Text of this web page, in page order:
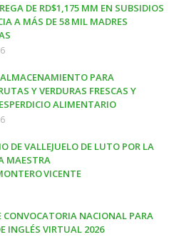
DE RD$1,175 MM EN SUBSIDIOS
A MÁS DE 58 MIL MADRES
PARA
Y VERDURAS FRESCAS Y
ALIMENTARIO
DE VALLEJUELO DE LUTO POR LA
MAESTRA
VICENTE
CONVOCATORIA NACIONAL PARA
INGLÉS VIRTUAL 2026